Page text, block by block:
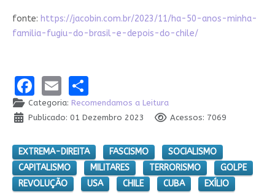
fonte: https://jacobin.com.br/2023/11/ha-50-anos-minha-
familia-fugiu-do-brasil-e-depois-do-chile/
Facebook
EmailShare
Categoria: Recomendamos a Leitura
Publicado: 01 Dezembro 2023
Acessos: 7069
EXTREMA-DIREITA FASCISMO
SOCIALISMO
CAPITALISMO
MILITARES TERRORISMO
GOLPE
REVOLUÇÃO
USA CHILE CUBA EXÍLIO